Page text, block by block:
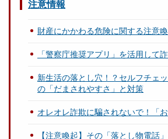
注意情報
財産にかかわる危険に関する注意
「警察庁推奨アプリ」を活用して
新生活の落とし穴！？セルフチェ
の「だまされやすさ」と対策
オレオレ詐欺に騙されないで！「
【注意喚起】その「落とし物電話